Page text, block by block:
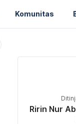
Komunitas
Ririn Nur